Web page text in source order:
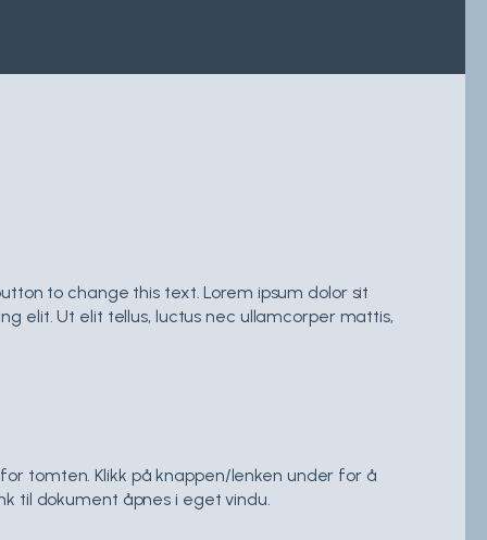
to change this text. Lorem ipsum dolor sit
elit. Ut elit tellus, luctus nec ullamcorper mattis,
tomten. Klikk på knappen/lenken under for å
til dokument åpnes i eget vindu.